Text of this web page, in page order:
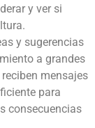
y ver si
y sugerencias
a grandes
mensajes
para
consecuencias